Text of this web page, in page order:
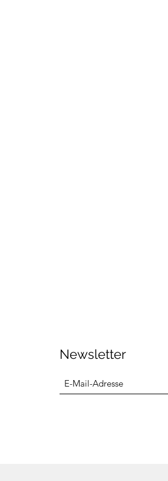
Newsletter